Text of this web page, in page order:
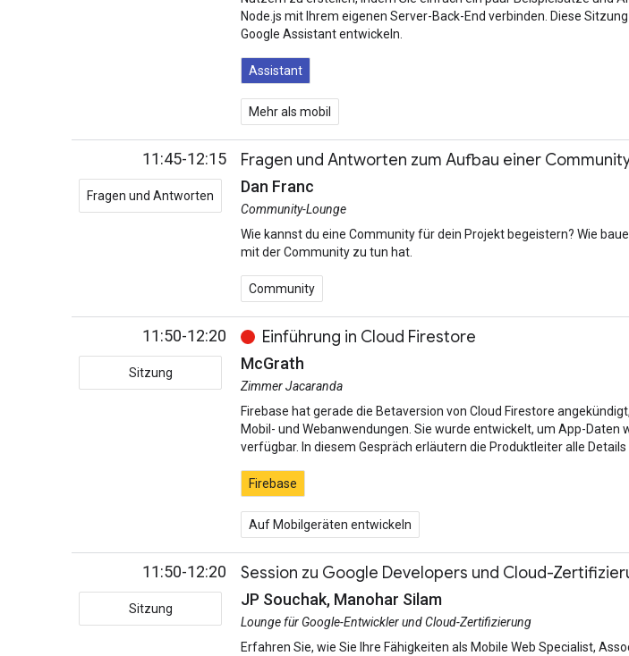
Node.js mit Ihrem eigenen Server-Back-End verbinden. Diese
Google Assistant entwickeln.
Assistant
Mehr als mobil
11:45-12:15
Fragen und Antworten
Fragen und Antworten zum Aufbau einer
Dan Franc
Community-Lounge
Wie kannst du eine Community für dein Projekt begeistern? Wie
mit der Community zu tun hat.
Community
11:50-12:20
Sitzung
Einführung in Cloud Firestore
McGrath
Zimmer Jacaranda
Firebase hat gerade die Betaversion von Cloud Firestore
Mobil- und Webanwendungen. Sie wurde entwickelt, um App-
verfügbar. In diesem Gespräch erläutern die Produktleiter alle
Firebase
Auf Mobilgeräten entwickeln
11:50-12:20
Sitzung
Session zu Google Developers und Cloud-
JP Souchak, Manohar Silam
Lounge für Google-Entwickler und Cloud-Zertifizierung
Erfahren Sie, wie Sie Ihre Fähigkeiten als Mobile Web Specialist,